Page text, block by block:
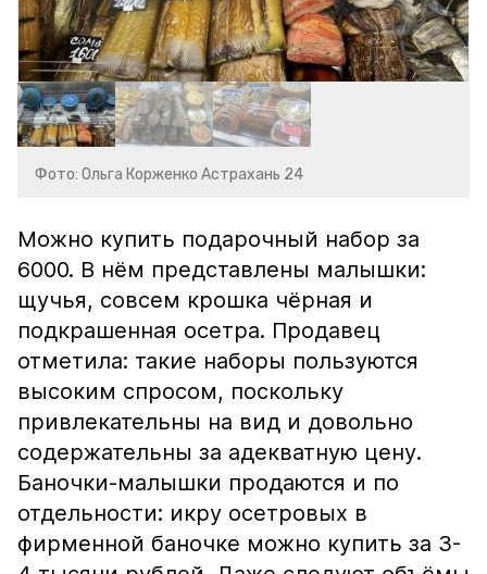
Фото: Ольга Корженко Астрахань 24
Можно купить подарочный набор за
6000. В нём представлены малышки:
щучья, совсем крошка чёрная и
подкрашенная осетра. Продавец
отметила: такие наборы пользуются
высоким спросом, поскольку
привлекательны на вид и довольно
содержательны за адекватную цену.
Баночки-малышки продаются и по
отдельности: икру осетровых в
фирменной баночке можно купить за 3-